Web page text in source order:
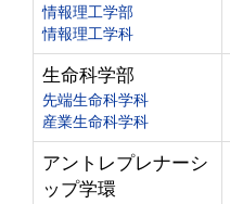
情報理工学部
情報理工学科
生命科学部
先端生命科学科
産業生命科学科
アントレプレナーシ
ップ学環